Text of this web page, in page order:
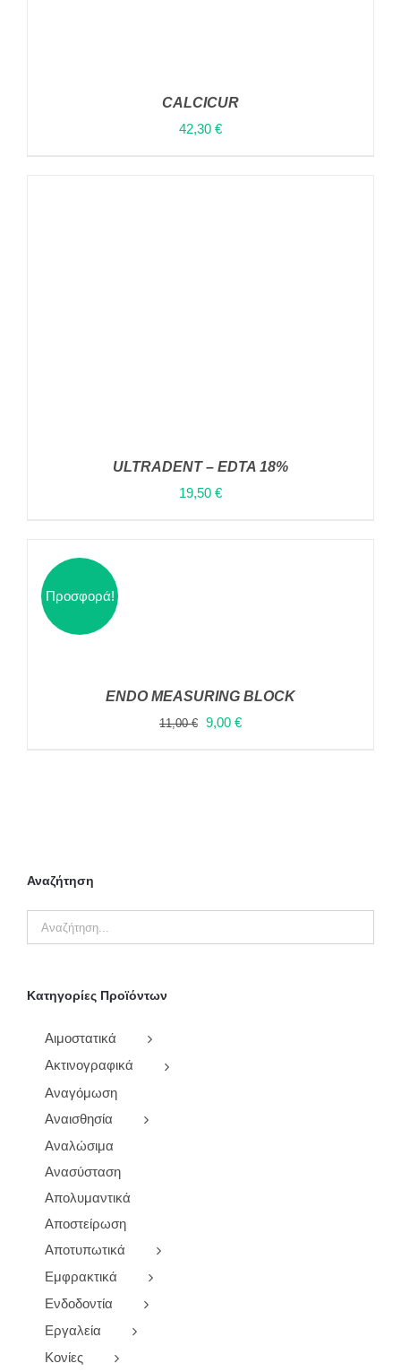
CALCICUR
42,30 €
ΛΕΠΤΟΜΈΡΕΙΕΣ
ULTRADENT – EDTA 18%
19,50 €
Προσφορά!
ENDO MEASURING BLOCK
11,00€ Original
9,00 €Η
Αναζήτηση
Κατηγορίες Προϊόντων
Αιμοστατικά
Ακτινογραφικά
Αναγόμωση
Αναισθησία
Αναλώσιμα
Ανασύσταση
Απολυμαντικά
Αποστείρωση
Αποτυπωτικά
Εμφρακτικά
Ενδοδοντία
Εργαλεία
Κονίες